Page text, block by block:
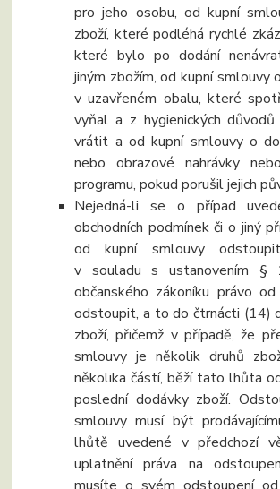
pro jeho osobu, od kupní
zboží, které podléhá rychlé
které bylo po dodání
jiným zbožím, od kupní smlouvy
v uzavřeném obalu, které
vyňal a z hygienických
vrátit a od kupní smlouvy o
nebo obrazové nahrávky
programu, pokud porušil jejich
Nejedná-li se o případ
obchodních podmínek či o jiný
od kupní smlouvy
v souladu s ustanovením
občanského zákoníku právo
odstoupit, a to do čtrnácti (14)
zboží, přičemž v případě, že
smlouvy je několik druhů
několika částí, běží tato lhůta
poslední dodávky zboží.
smlouvy musí být
lhůtě uvedené v předchozí
uplatnění práva na